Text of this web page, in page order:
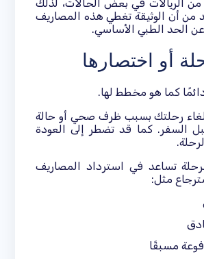
الريالات في بعض الحالات، لذلك
من أن الوثيقة تغطي هذه المصاريف
الحد الطبي الأساسي.
أو اختصارها
دائمًا كما هو مخطط لها.
رحلتك بسبب ظرف صحي أو حالة
السفر. كما قد تضطر إلى العودة
تساعد في استرداد المصاريف
مثل:
مسبقًا